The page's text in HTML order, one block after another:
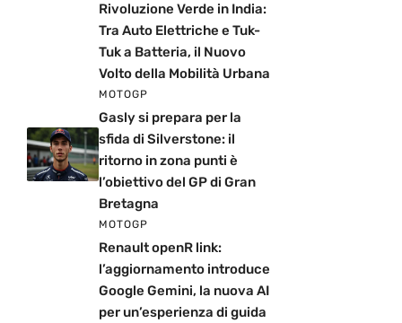
Rivoluzione Verde in India:
Tra Auto Elettriche e Tuk-
Tuk a Batteria, il Nuovo
Volto della Mobilità Urbana
MOTOGP
Gasly si prepara per la
sfida di Silverstone: il
ritorno in zona punti è
l’obiettivo del GP di Gran
Bretagna
MOTOGP
Renault openR link:
l’aggiornamento introduce
Google Gemini, la nuova AI
per un’esperienza di guida